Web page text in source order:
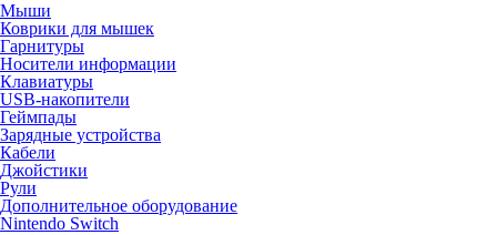
Мыши
Коврики для мышек
Гарнитуры
Носители информации
Клавиатуры
USB-накопители
Геймпады
Зарядные устройства
Кабели
Джойстики
Рули
Дополнительное оборудование
Nintendo Switch